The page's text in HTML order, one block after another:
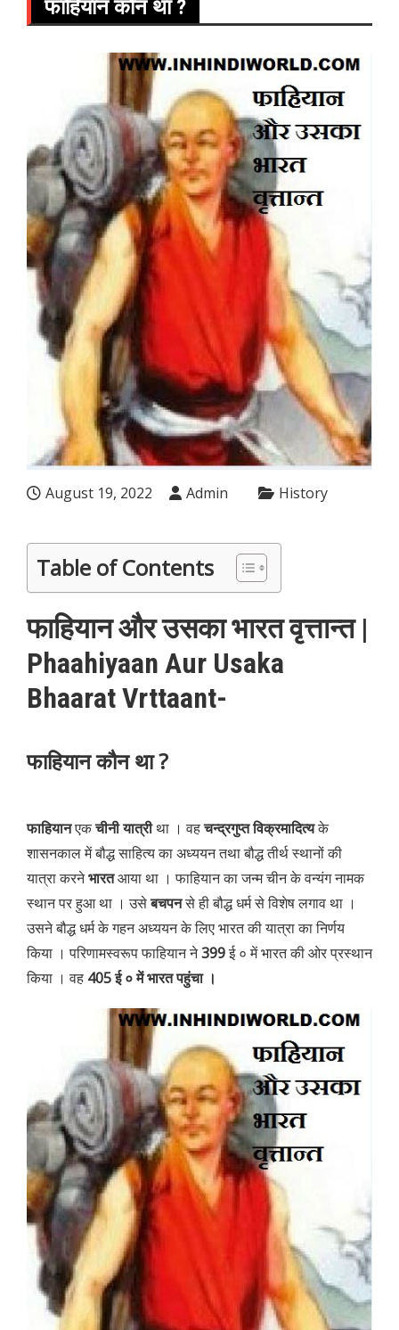
फाहियान कौन था ?
August 19, 2022 Admin History
Table of Contents
फाहियान और उसका भारत वृत्तान्त |
Phaahiyaan Aur Usaka
Bhaarat Vrttaant-
फाहियान कौन था ?
फाहियानएकचीनी यात्रीथा । वहचन्द्रगुप्त विक्रमादित्यके
शासनकाल में बौद्ध साहित्य का अध्ययन तथा बौद्ध तीर्थ स्थानों की
यात्रा करनेभारतआया था । फाहियान का जन्म चीन के वन्यंग नामक
स्थान पर हुआ था । उसेबचपनसे ही बौद्ध धर्म से विशेष लगाव था ।
उसने बौद्ध धर्म के गहन अध्ययन के लिए भारत की यात्रा का निर्णय
किया । परिणामस्वरूप फाहियान ने399ई ० में भारत की ओर प्रस्थान
किया । वह 405 ई ० में भारत पहुंचा ।